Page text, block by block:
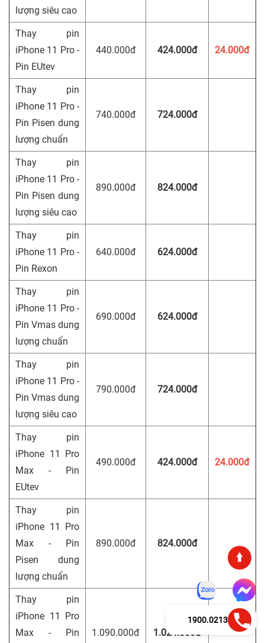
lượng siêu cao
Thay pin
iPhone 11 Pro -
Pin EUtev
440.000đ 424.000đ 24.000đ
Thay pin
iPhone 11 Pro -
Pin Pisen dung
lượng chuẩn
740.000đ 724.000đ
Thay pin
iPhone 11 Pro -
Pin Pisen dung
lượng siêu cao
890.000đ 824.000đ
Thay pin
iPhone 11 Pro -
Pin Rexon
640.000đ 624.000đ
Thay pin
iPhone 11 Pro -
Pin Vmas dung
lượng chuẩn
690.000đ 624.000đ
Thay pin
iPhone 11 Pro -
Pin Vmas dung
lượng siêu cao
790.000đ 724.000đ
Thay pin
iPhone 11 Pro
Max - Pin
EUtev
490.000đ 424.000đ 24.000đ
Thay pin
iPhone 11 Pro
Max - Pin
Pisen dung
lượng chuẩn
890.000đ 824.000đ
Thay pin
iPhone 11 Pro
Max - Pin
1.090.000đ 1.024.000đ
1900.0213